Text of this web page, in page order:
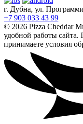
г. Дубна, ул.
+7 903 033 43 99
© 2026 Pizza Cheddar
удобной работы сайта.
принимаете условия